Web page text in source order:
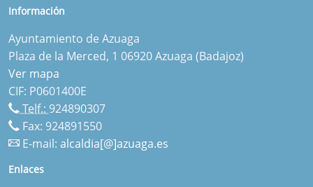
Información
Ayuntamiento de Azuaga
Plaza de la Merced, 1 06920 Azuaga (Badajoz)
Ver mapa
CIF: P0601400E
Telf.: 924890307
Fax: 924891550
E-mail: alcaldia[@]azuaga.es
Enlaces